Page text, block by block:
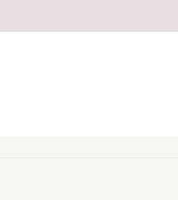
SE LES INFORMA A